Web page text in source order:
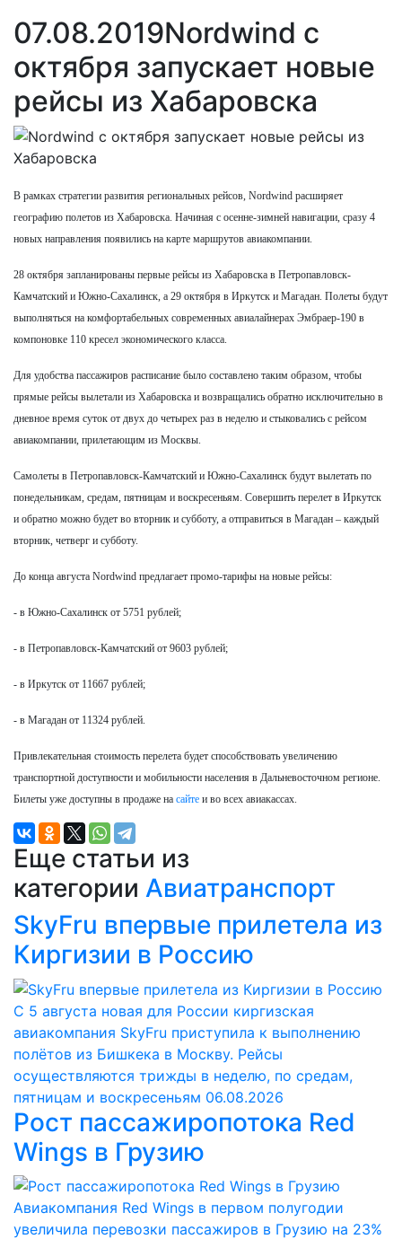
07.08.2019Nordwind с
октября запускает новые
рейсы из Хабаровска
В рамках стратегии развития региональных рейсов, Nordwind расширяет
географию полетов из Хабаровска. Начиная с осенне-зимней навигации, сразу 4
новых направления появились на карте маршрутов авиакомпании.
28 октября запланированы первые рейсы из Хабаровска в Петропавловск-
Камчатский и Южно-Сахалинск, а 29 октября в Иркутск и Магадан. Полеты будут
выполняться на комфортабельных современных авиалайнерах Эмбраер-190 в
компоновке 110 кресел экономического класса.
Для удобства пассажиров расписание было составлено таким образом, чтобы
прямые рейсы вылетали из Хабаровска и возвращались обратно исключительно в
дневное время суток от двух до четырех раз в неделю и стыковались с рейсом
авиакомпании, прилетающим из Москвы.
Самолеты в Петропавловск-Камчатский и Южно-Сахалинск будут вылетать по
понедельникам, средам, пятницам и воскресеньям. Совершить перелет в Иркутск
и обратно можно будет во вторник и субботу, а отправиться в Магадан – каждый
вторник, четверг и субботу.
До конца августа Nordwind предлагает промо-тарифы на новые рейсы:
- в Южно-Сахалинск от 5751 рублей;
- в Петропавловск-Камчатский от 9603 рублей;
- в Иркутск от 11667 рублей;
- в Магадан от 11324 рублей.
Привлекательная стоимость перелета будет способствовать увеличению
транспортной доступности и мобильности населения в Дальневосточном регионе.
Билеты уже доступны в продаже на сайте и во всех авиакассах.
Еще статьи из
категории Авиатранспорт
SkyFru впервые прилетела из
Киргизии в Россию
С 5 августа новая для России киргизская
авиакомпания SkyFru приступила к выполнению
полётов из Бишкека в Москву. Рейсы
осуществляются трижды в неделю, по средам,
пятницам и воскресеньям 06.08.2026
Рост пассажиропотока Red
Wings в Грузию
Авиакомпания Red Wings в первом полугодии
увеличила перевозки пассажиров в Грузию на 23%